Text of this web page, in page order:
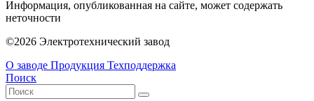
Информация, опубликованная на сайте, может содержать
неточности
©2026 Электротехнический завод
О заводе Продукция Техподдержка
Поиск